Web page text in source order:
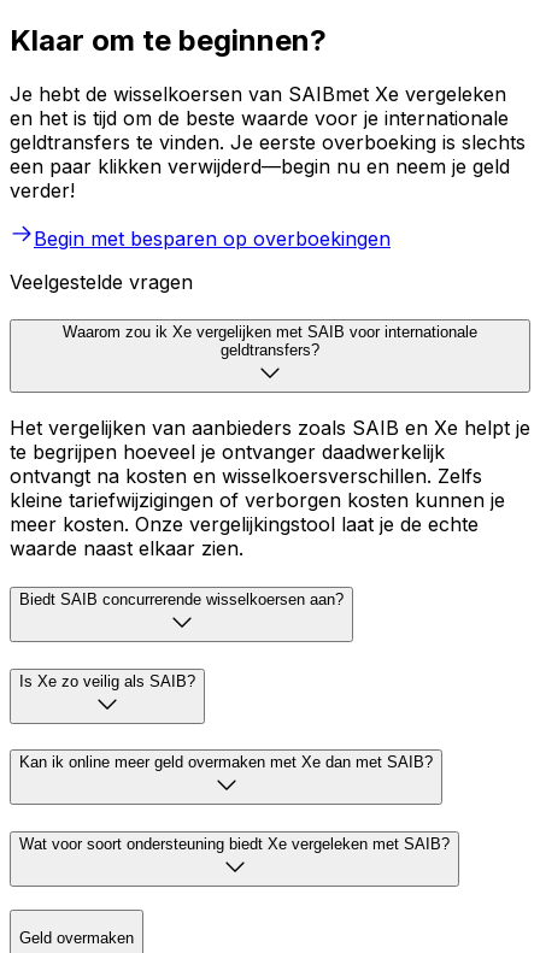
Klaar om te beginnen?
Je hebt de wisselkoersen van SAIBmet Xe vergeleken
en het is tijd om de beste waarde voor je internationale
geldtransfers te vinden. Je eerste overboeking is slechts
een paar klikken verwijderd—begin nu en neem je geld
verder!
Begin met besparen op overboekingen
Veelgestelde vragen
Waarom zou ik Xe vergelijken met SAIB voor internationale
geldtransfers?
Het vergelijken van aanbieders zoals SAIB en Xe helpt je
te begrijpen hoeveel je ontvanger daadwerkelijk
ontvangt na kosten en wisselkoersverschillen. Zelfs
kleine tariefwijzigingen of verborgen kosten kunnen je
meer kosten. Onze vergelijkingstool laat je de echte
waarde naast elkaar zien.
Biedt SAIB concurrerende wisselkoersen aan?
Is Xe zo veilig als SAIB?
Kan ik online meer geld overmaken met Xe dan met SAIB?
Wat voor soort ondersteuning biedt Xe vergeleken met SAIB?
Geld overmaken